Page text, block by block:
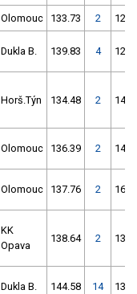
Olomouc 133.73 2
Dukla B. 139.83 4
Horš.Týn 134.48 2
Olomouc 136.39 2
Olomouc 137.76 2
KK
Opava
138.64 2
Dukla B. 144.58 14